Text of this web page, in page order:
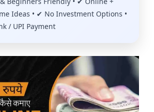
Ideas • ✔ No Investment Options •
/ UPI Payment